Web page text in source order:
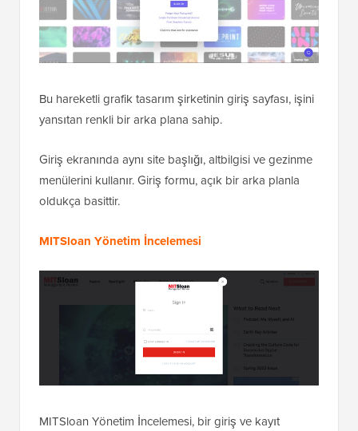
Bu hareketli grafik tasarım şirketinin giriş sayfası, işini
yansıtan renkli bir arka plana sahip.
Giriş ekranında aynı site başlığı, altbilgisi ve gezinme
menülerini kullanır. Giriş formu, açık bir arka planla
oldukça basittir.
MITSloan Yönetim İncelemesi
MITSloan Yönetim İncelemesi, bir giriş ve kayıt